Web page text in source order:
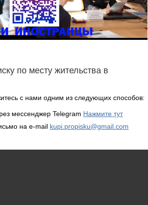
по месту жительства в
с нами одним из следующих способов:
мессенджер Telegram Нажмите тут
на e-mail kupi.propisku@gmail.com